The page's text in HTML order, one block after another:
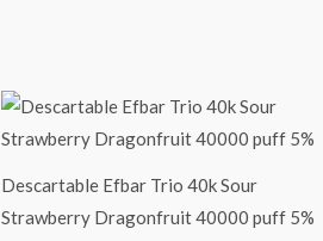
Descartable Efbar Trio 40k Sour
Strawberry Dragonfruit 40000 puff 5%